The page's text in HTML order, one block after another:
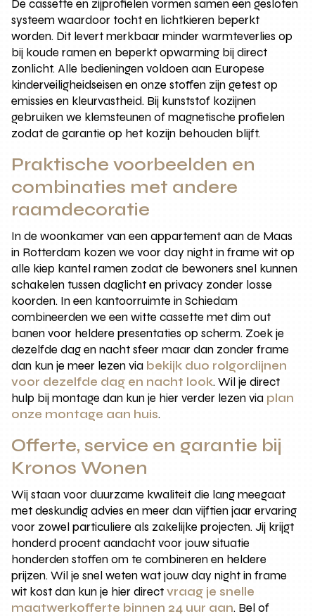
De cassette en zijprofielen vormen samen een gesloten
systeem waardoor tocht en lichtkieren beperkt
worden. Dit levert merkbaar minder warmteverlies op
bij koude ramen en beperkt opwarming bij direct
zonlicht. Alle bedieningen voldoen aan Europese
kinderveiligheidseisen en onze stoffen zijn getest op
emissies en kleurvastheid. Bij kunststof kozijnen
gebruiken we klemsteunen of magnetische profielen
zodat de garantie op het kozijn behouden blijft.
Praktische voorbeelden en
combinaties met andere
raamdecoratie
In de woonkamer van een appartement aan de Maas
in Rotterdam kozen we voor day night in frame wit op
alle kiep kantel ramen zodat de bewoners snel kunnen
schakelen tussen daglicht en privacy zonder losse
koorden. In een kantoorruimte in Schiedam
combineerden we een witte cassette met dim out
banen voor heldere presentaties op scherm. Zoek je
dezelfde dag en nacht sfeer maar dan zonder frame
dan kun je meer lezen via bekijk duo rolgordijnen
voor dezelfde dag en nacht look. Wil je direct
hulp bij montage dan kun je hier verder lezen via plan
onze montage aan huis.
Offerte, service en garantie bij
Kronos Wonen
Wij staan voor duurzame kwaliteit die lang meegaat
met deskundig advies en meer dan vijftien jaar ervaring
voor zowel particuliere als zakelijke projecten. Jij krijgt
honderd procent aandacht voor jouw situatie
honderden stoffen om te combineren en heldere
prijzen. Wil je snel weten wat jouw day night in frame
wit kost dan kun je hier directvraag je snelle
maatwerkofferte binnen 24 uur aan. Bel of